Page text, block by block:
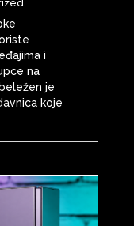
i
na
je
koje